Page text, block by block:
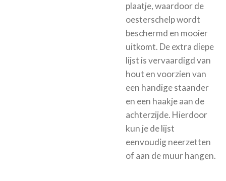
plaatje, waardoor de
oesterschelp wordt
beschermd en mooier
uitkomt. De extra diepe
lijst is vervaardigd van
hout en voorzien van
een handige staander
en een haakje aan de
achterzijde. Hierdoor
kun je de lijst
eenvoudig neerzetten
of aan de muur hangen.